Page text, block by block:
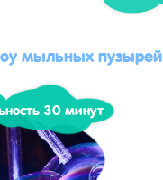
мыльных пузырей
30 минут